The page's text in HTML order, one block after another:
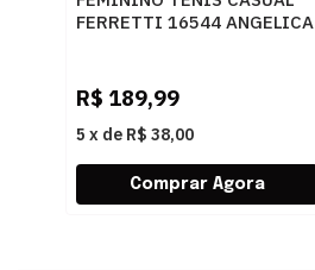
FERRETTI 16544 ANGELICA
R$ 189,99
5 x de R$ 38,00